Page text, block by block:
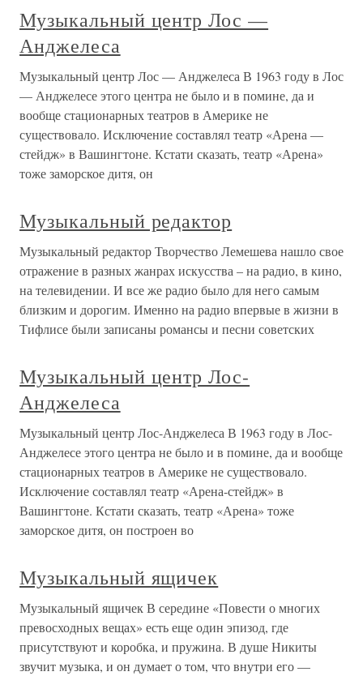
Музыкальный центр Лос —
Анджелеса
Музыкальный центр Лос — Анджелеса В 1963 году в Лос
— Анджелесе этого центра не было и в помине, да и
вообще стационарных театров в Америке не
существовало. Исключение составлял театр «Арена —
стейдж» в Вашингтоне. Кстати сказать, театр «Арена»
тоже заморское дитя, он
Музыкальный редактор
Музыкальный редактор Творчество Лемешева нашло свое
отражение в разных жанрах искусства – на радио, в кино,
на телевидении. И все же радио было для него самым
близким и дорогим. Именно на радио впервые в жизни в
Тифлисе были записаны романсы и песни советских
Музыкальный центр Лос-
Анджелеса
Музыкальный центр Лос-Анджелеса В 1963 году в Лос-
Анджелесе этого центра не было и в помине, да и вообще
стационарных театров в Америке не существовало.
Исключение составлял театр «Арена-стейдж» в
Вашингтоне. Кстати сказать, театр «Арена» тоже
заморское дитя, он построен во
Музыкальный ящичек
Музыкальный ящичек В середине «Повести о многих
превосходных вещах» есть еще один эпизод, где
присутствуют и коробка, и пружина. В душе Никиты
звучит музыка, и он думает о том, что внутри его —